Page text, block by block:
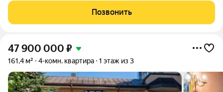
бизнес-класса. Формат «заезжай и живи»: интерьер полностью
реализован, осталось только
Позвонить
47 900 000 ₽
161,4 м² 4-комн. квартира 1 этаж из 3